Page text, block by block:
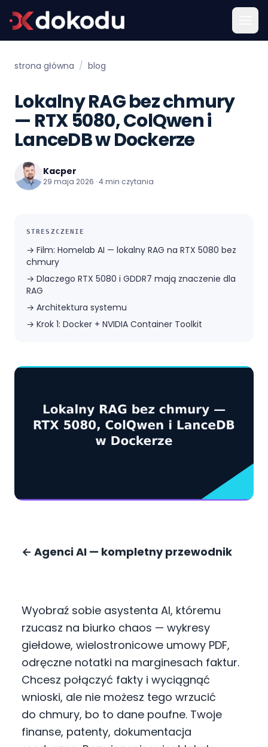
strona główna / blog
Lokalny RAG bez chmury
— RTX 5080, ColQwen i
LanceDB w Dockerze
Kacper
29 maja 2026 · 4 min czytania
STRESZCZENIE
→ Film: Homelab AI — lokalny RAG na RTX 5080 bez
chmury
→ Dlaczego RTX 5080 i GDDR7 mają znaczenie dla
RAG
→ Architektura systemu
→ Krok 1: Docker + NVIDIA Container Toolkit
← Agenci AI — kompletny przewodnik
Wyobraź sobie asystenta AI, któremu
rzucasz na biurko chaos — wykresy
giełdowe, wielostronicowe umowy PDF,
odręczne notatki na marginesach faktur.
Chcesz połączyć fakty i wyciągnąć
wnioski, ale nie możesz tego wrzucić
do chmury, bo to dane poufne. Twoje
finanse, patenty, dokumentacja